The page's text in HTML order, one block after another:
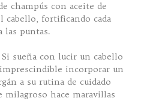
champús con aceite de
cabello, fortificando cada
las puntas.
Si sueña con lucir un cabello
incorporar un
a su rutina de cuidado
milagroso hace maravillas